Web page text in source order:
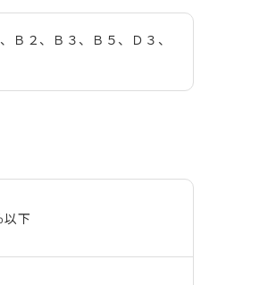
Ｂ２、Ｂ３、Ｂ５、Ｄ３、
以下